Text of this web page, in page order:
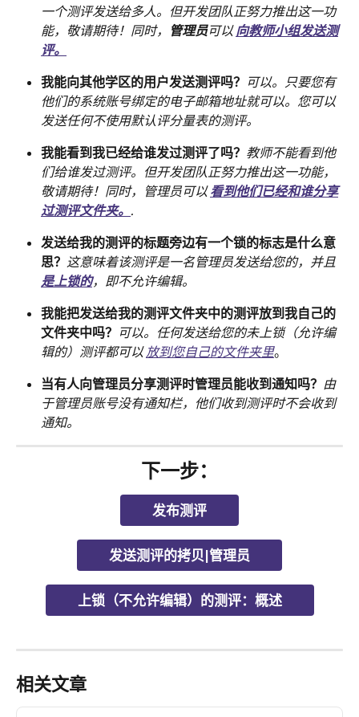
一个测评发送给多人。但开发团队正努力推出这一功
能，敬请期待！同时，
管理员可以 向教师小组发送测
评。
我能向其他学区的用户发送测评吗？ 可以。只要您有
他们的系统账号绑定的电子邮箱地址就可以。您可以
发送任何不使用默认评分量表的测评。
我能看到我已经给谁发过测评了吗？ 教师不能看到他
们给谁发过测评。但开发团队正努力推出这一功能，
敬请期待！同时，管理员可以 看到他们已经和谁分享
过测评文件夹。
发送给我的测评的标题旁边有一个锁的标志是什么意
思？ 这意味着该测评是一名管理员发送给您的，并且
是上锁的，即不允许编辑。
我能把发送给我的测评文件夹中的测评放到我自己的
文件夹中吗？ 可以。任何发送给您的未上锁（允许编
辑的）测评都可以 放到您自己的文件夹里。
当有人向管理员分享测评时管理员能收到通知吗？ 由
于管理员账号没有通知栏，他们收到测评时不会收到
通知。
下一步：
发布测评
发送测评的拷贝|管理员
上锁（不允许编辑）的测评：概述
相关文章